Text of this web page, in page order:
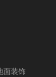
面装饰